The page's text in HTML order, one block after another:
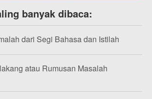
banyak dibaca:
dari Segi Bahasa dan Istilah
atau Rumusan Masalah